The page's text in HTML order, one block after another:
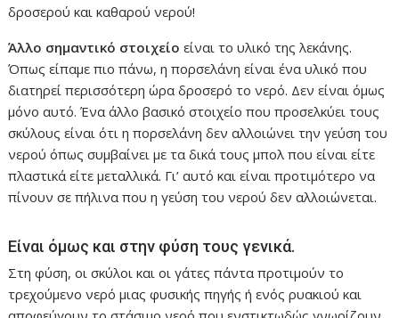
δροσερού και καθαρού νερού!
Άλλο σημαντικό στοιχείο είναι το υλικό της λεκάνης.
Όπως είπαμε πιο πάνω, η πορσελάνη είναι ένα υλικό που
διατηρεί περισσότερη ώρα δροσερό το νερό. Δεν είναι όμως
μόνο αυτό. Ένα άλλο βασικό στοιχείο που προσελκύει τους
σκύλους είναι ότι η πορσελάνη δεν αλλοιώνει την γεύση του
νερού όπως συμβαίνει με τα δικά τους μπολ που είναι είτε
πλαστικά είτε μεταλλικά. Γι’ αυτό και είναι προτιμότερο να
πίνουν σε πήλινα που η γεύση του νερού δεν αλλοιώνεται.
Είναι όμως και στην φύση τους γενικά.
Στη φύση, οι σκύλοι και οι γάτες πάντα προτιμούν το
τρεχούμενο νερό μιας φυσικής πηγής ή ενός ρυακιού και